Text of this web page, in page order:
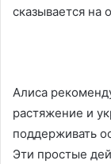
сказывается на
Алиса
растяжение и
поддерживать
Эти простые